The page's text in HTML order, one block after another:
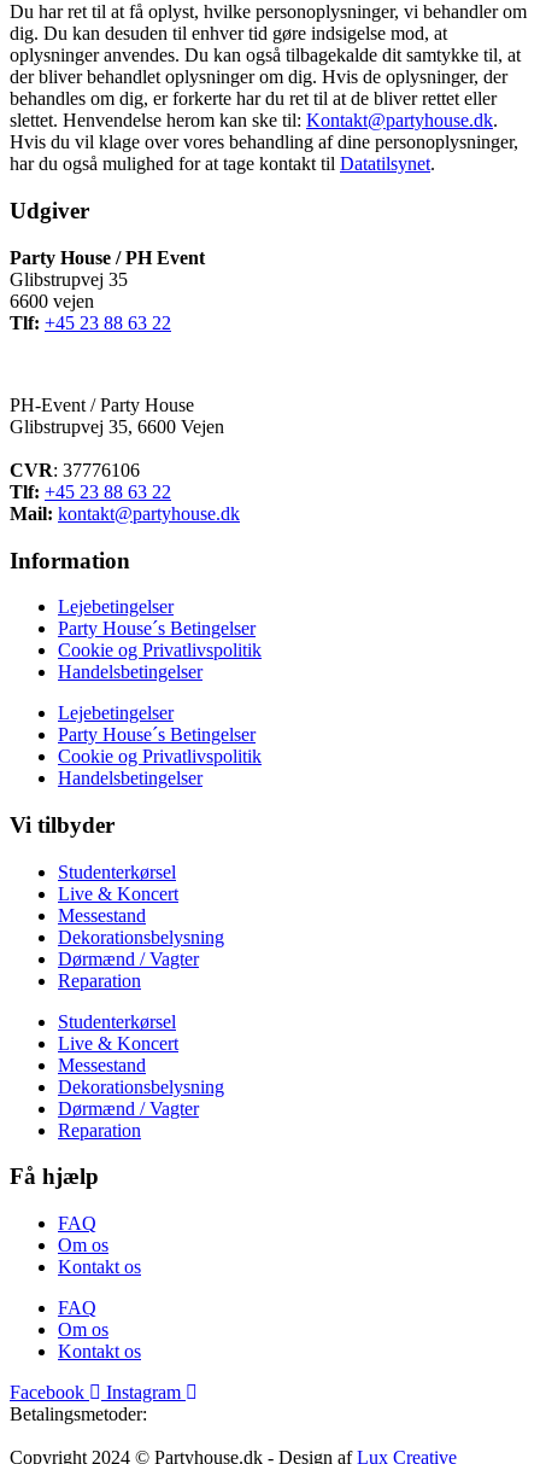
Du har ret til at få oplyst, hvilke personoplysninger, vi behandler om
dig. Du kan desuden til enhver tid gøre indsigelse mod, at
oplysninger anvendes. Du kan også tilbagekalde dit samtykke til, at
der bliver behandlet oplysninger om dig. Hvis de oplysninger, der
behandles om dig, er forkerte har du ret til at de bliver rettet eller
slettet. Henvendelse herom kan ske til: Kontakt@partyhouse.dk.
Hvis du vil klage over vores behandling af dine personoplysninger,
har du også mulighed for at tage kontakt til Datatilsynet.
Udgiver
Party House / PH Event
Glibstrupvej 35
6600 vejen
Tlf: +45 23 88 63 22
PH-Event / Party House
Glibstrupvej 35, 6600 Vejen
CVR: 37776106
Tlf: +45 23 88 63 22
Mail: kontakt@partyhouse.dk
Information
Lejebetingelser
Party House´s Betingelser
Cookie og Privatlivspolitik
Handelsbetingelser
Lejebetingelser
Party House´s Betingelser
Cookie og Privatlivspolitik
Handelsbetingelser
Vi tilbyder
Studenterkørsel
Live & Koncert
Messestand
Dekorationsbelysning
Dørmænd / Vagter
Reparation
Studenterkørsel
Live & Koncert
Messestand
Dekorationsbelysning
Dørmænd / Vagter
Reparation
Få hjælp
FAQ
Om os
Kontakt os
FAQ
Om os
Kontakt os
Facebook
Instagram
Betalingsmetoder:
Copyright 2024 © Partyhouse.dk - Design afLux Creative